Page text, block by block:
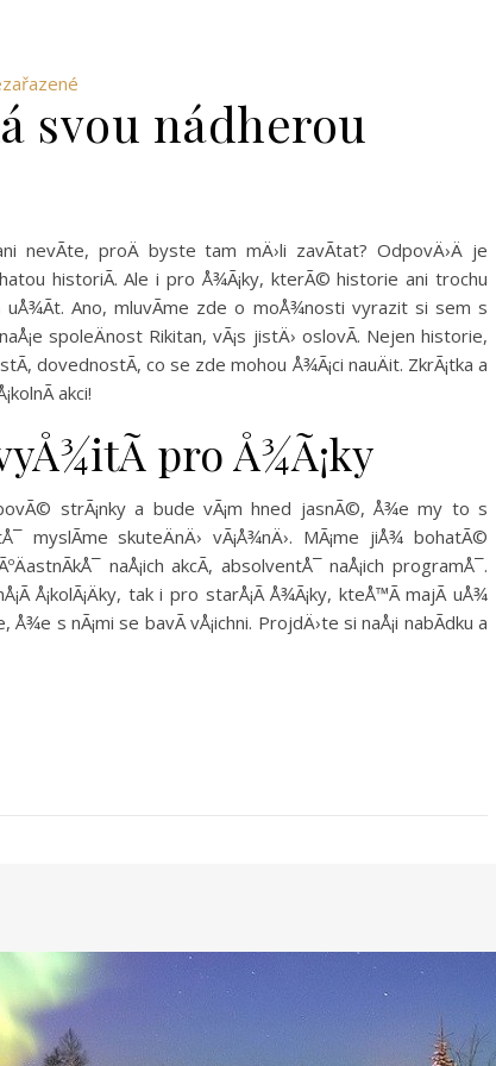
svou nádherou
nevÃ­te, proÄ byste tam mÄ›li zavÃ­tat? OdpovÄ›Ä je
historiÃ­. Ale i pro Å¾Ã¡ky, kterÃ© historie ani trochu
uÅ¾Ã­t. Ano, mluvÃ­me zde o moÅ¾nosti vyrazit si sem s
spoleÄnost Rikitan, vÃ¡s jistÄ› oslovÃ­. Nejen historie,
dovednostÃ­, co se zde mohou Å¾Ã¡ci nauÄit. ZkrÃ¡tka a
akci!
pro Å¾Ã¡ky
strÃ¡nky a bude vÃ¡m hned jasnÃ©, Å¾e my to s
myslÃ­me skuteÄnÄ› vÃ¡Å¾nÄ›. MÃ¡me jiÅ¾ bohatÃ©
naÅ¡ich akcÃ­, absolventÅ¯ naÅ¡ich programÅ¯.
Å¡kolÃ¡Äky, tak i pro starÅ¡Ã­ Å¾Ã¡ky, kteÅ™Ã­ majÃ­ uÅ¾
s nÃ¡mi se bavÃ­ vÅ¡ichni. ProjdÄ›te si naÅ¡i nabÃ­dku a